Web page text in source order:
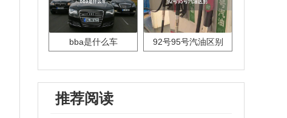
bba是什么车 92号95号汽油区别
推荐阅读